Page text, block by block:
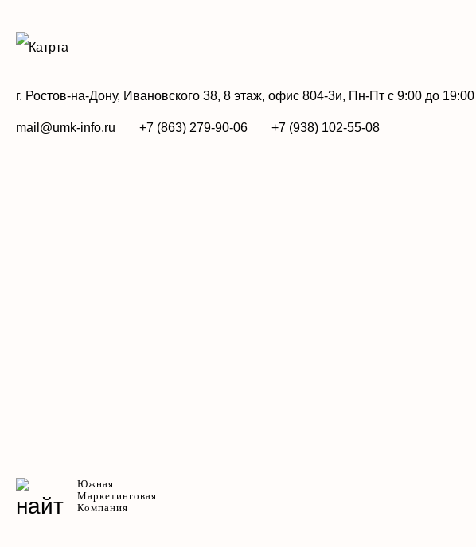
г. Ростов-на-Дону, Ивановского 38, 8 этаж, офис 804-3и, Пн-Пт с 9:00 до 19:00
mail@umk-info.ru +7 (863) 279-90-06 +7 (938) 102-55-08
Южная
Маркетинговая
Компания